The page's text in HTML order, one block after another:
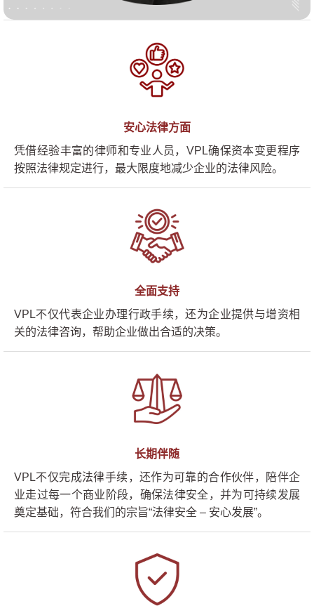
安心法律方面
凭借经验丰富的律师和专业人员，VPL确保资本变更程序
按照法律规定进行，最大限度地减少企业的法律风险。
全面支持
VPL不仅代表企业办理行政手续，还为企业提供与增资相
关的法律咨询，帮助企业做出合适的决策。
长期伴随
VPL不仅完成法律手续，还作为可靠的合作伙伴，陪伴企
业走过每一个商业阶段，确保法律安全，并为可持续发展
奠定基础，符合我们的宗旨“法律安全 – 安心发展”。